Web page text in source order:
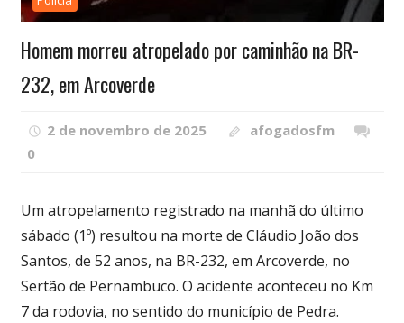
Homem morreu atropelado por caminhão na BR-
232, em Arcoverde
2 de novembro de 2025
afogadosfm
0
Um atropelamento registrado na manhã do último
sábado (1º) resultou na morte de Cláudio João dos
Santos, de 52 anos, na BR-232, em Arcoverde, no
Sertão de Pernambuco. O acidente aconteceu no Km
7 da rodovia, no sentido do município de Pedra.